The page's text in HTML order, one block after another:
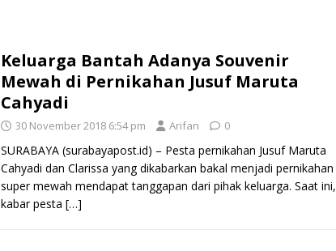
Keluarga Bantah Adanya Souvenir
Mewah di Pernikahan Jusuf Maruta
Cahyadi
30 November 2018 6:54 pm Arifan 0
SURABAYA (surabayapost.id) – Pesta pernikahan Jusuf Maruta
Cahyadi dan Clarissa yang dikabarkan bakal menjadi pernikahan
super mewah mendapat tanggapan dari pihak keluarga. Saat ini,
kabar pesta […]